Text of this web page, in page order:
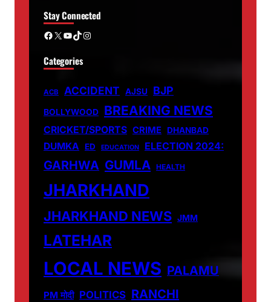
Stay Connected
Facebook X YouTube TikTok Instagram
Categories
ACB ACCIDENT AJSU BJP
BOLLYWOOD BREAKING NEWS
CRICKET/SPORTS CRIME DHANBAD
DUMKA ED EDUCATION ELECTION 2024:
GARHWA GUMLA HEALTH
JHARKHAND
JHARKHAND NEWS JMM
LATEHAR
LOCAL NEWS PALAMU
PM मोदी POLITICS RANCHI